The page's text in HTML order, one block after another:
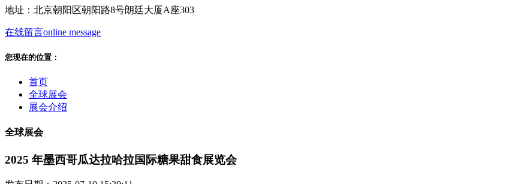
地址：北京朝阳区朝阳路8号朗廷大厦A座303
在线留言online message
您现在的位置：
首页
全球展会
展会介绍
全球展会
2025 年墨西哥瓜达拉哈拉国际糖果甜食展览会